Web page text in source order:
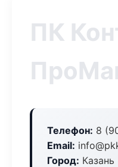
ПК
Телефон: 8
Email:
Город: Казань